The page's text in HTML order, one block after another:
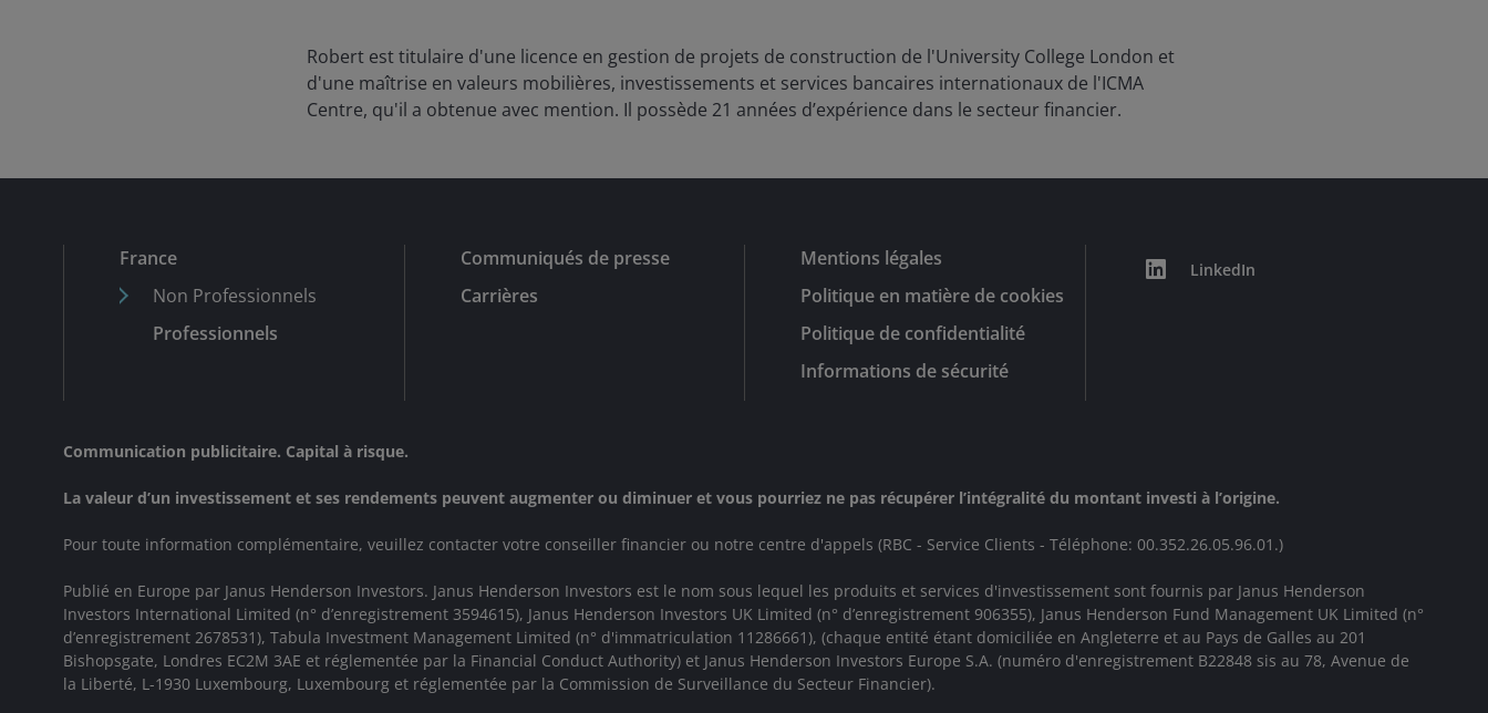
Robert est titulaire d'une licence en gestion de projets de construction de l'University College London et
d'une maîtrise en valeurs mobilières, investissements et services bancaires internationaux de l'ICMA
Centre, qu'il a obtenue avec mention. Il possède 21 années d’expérience dans le secteur financier.
France
Non Professionnels
Professionnels
Communiqués de presse
Carrières
Mentions légales
Politique en matière de cookies
Politique de confidentialité
Informations de sécurité
LinkedIn
Communication publicitaire. Capital à risque.
La valeur d’un investissement et ses rendements peuvent augmenter ou diminuer et vous pourriez ne pas récupérer l’intégralité du montant investi à l’origine.
Pour toute information complémentaire, veuillez contacter votre conseiller financier ou notre centre d'appels (RBC - Service Clients - Téléphone: 00.352.26.05.96.01.)
Publié en Europe par Janus Henderson Investors. Janus Henderson Investors est le nom sous lequel les produits et services d'investissement sont fournis par Janus Henderson
Investors International Limited (n° d’enregistrement 3594615), Janus Henderson Investors UK Limited (n° d’enregistrement 906355), Janus Henderson Fund Management UK Limited (n°
d’enregistrement 2678531), Tabula Investment Management Limited (n° d'immatriculation 11286661), (chaque entité étant domiciliée en Angleterre et au Pays de Galles au 201
Bishopsgate, Londres EC2M 3AE et réglementée par la Financial Conduct Authority) et Janus Henderson Investors Europe S.A. (numéro d'enregistrement B22848 sis au 78, Avenue de
la Liberté, L-1930 Luxembourg, Luxembourg et réglementée par la Commission de Surveillance du Secteur Financier).